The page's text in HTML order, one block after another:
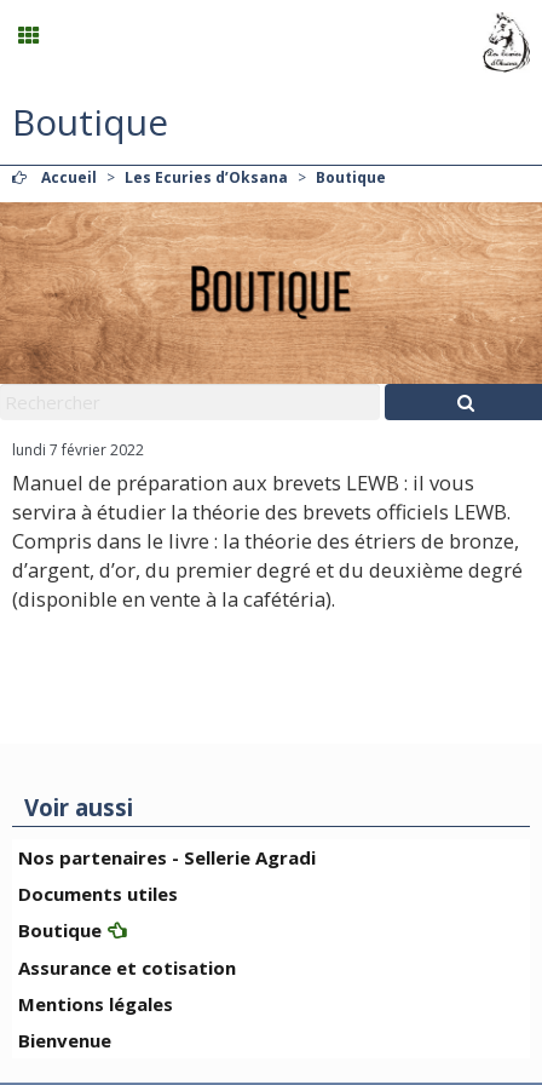
Planning
Mon compte
0 Panier
Contact
Boutique
Accueil > Les Ecuries d’Oksana > Boutique
lundi 7 février 2022
Manuel de préparation aux brevets LEWB : il vous
servira à étudier la théorie des brevets officiels LEWB.
Compris dans le livre : la théorie des étriers de bronze,
d’argent, d’or, du premier degré et du deuxième degré
(disponible en vente à la cafétéria).
Voir aussi
Nos partenaires - Sellerie Agradi
Documents utiles
Boutique
Assurance et cotisation
Mentions légales
Bienvenue